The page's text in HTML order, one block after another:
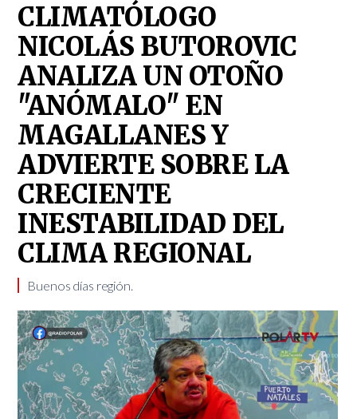
CLIMATÓLOGO
NICOLÁS BUTOROVIC
ANALIZA UN OTOÑO
"ANÓMALO" EN
MAGALLANES Y
ADVIERTE SOBRE LA
CRECIENTE
INESTABILIDAD DEL
CLIMA REGIONAL
Buenos días región.